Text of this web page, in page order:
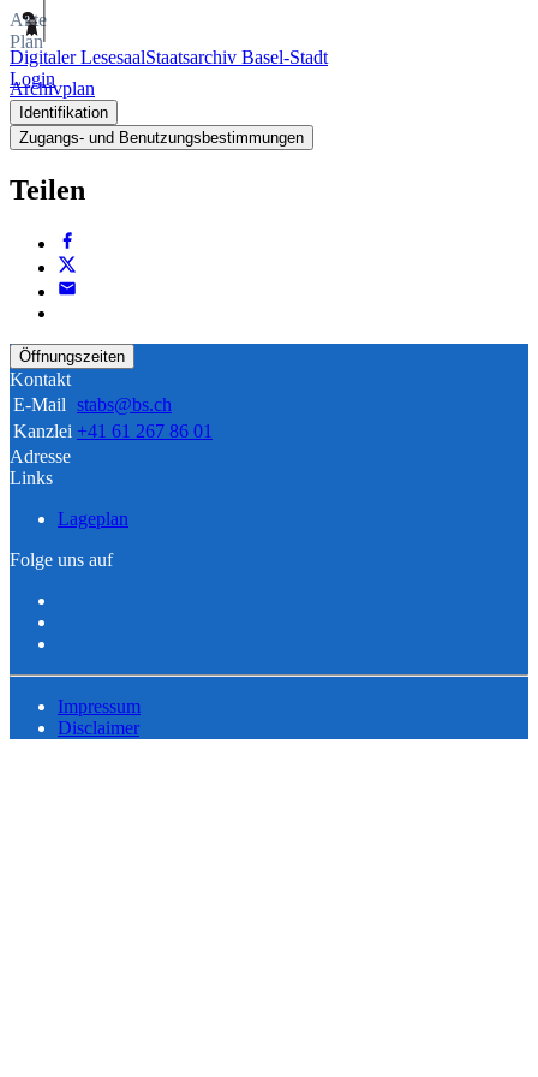
Digitaler LesesaalStaatsarchiv Basel-Stadt
Login
Akte
Plan
Archivplan
Identifikation
Zugangs- und Benutzungsbestimmungen
Teilen
Öffnungszeiten
Kontakt
E-Mail stabs@bs.ch
Kanzlei +41 61 267 86 01
Adresse
Links
Lageplan
Folge uns auf
Impressum
Disclaimer